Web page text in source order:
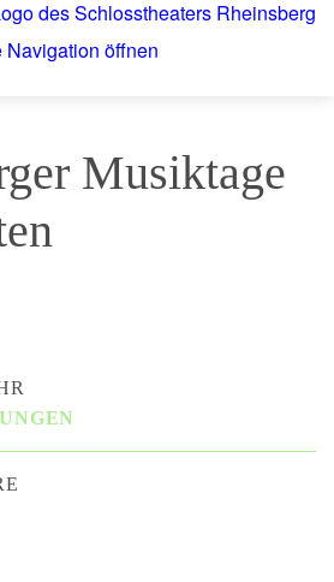
Musiktage